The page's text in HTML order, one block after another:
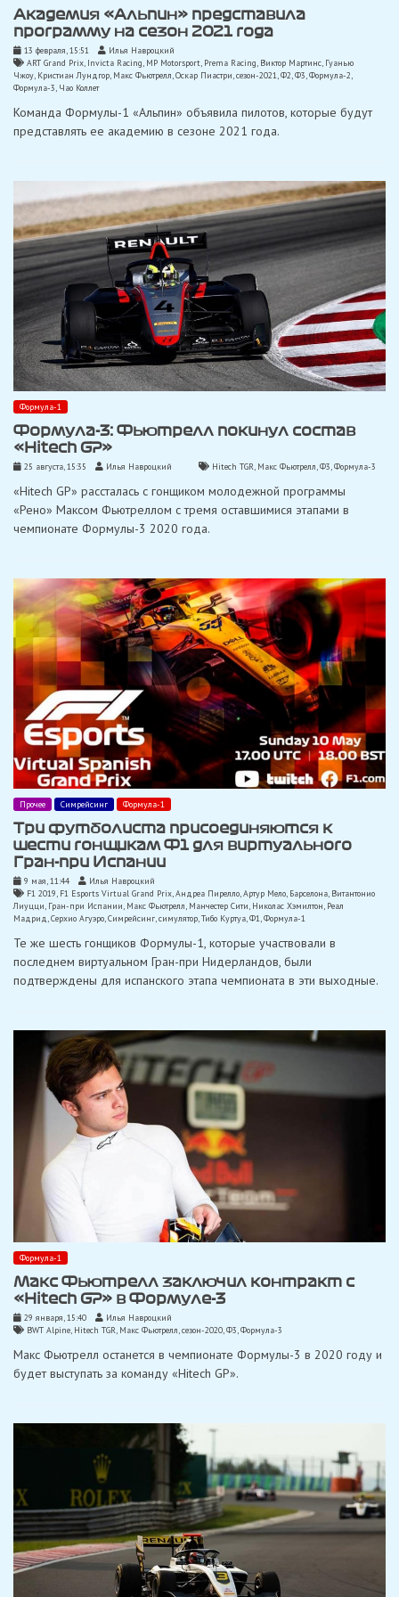
Академия «Альпин» представила
программу на сезон 2021 года
13 февраля, 15:51
Илья Навроцкий
ART Grand Prix, Invicta Racing, MP Motorsport, Prema Racing, Виктор Мартинс, Гуанью
Чжоу, Кристиан Лундгор, Макс Фьютрелл,Оскар Пиастри,сезон-2021,Ф2,Ф3,Формула-2
Формула-3, Чао Коллет
Команда Формулы-1 «Альпин» объявила пилотов, которые будут
представлять ее академию в сезоне 2021 года.
Формула-1
Формула-3: Фьютрелл покинул состав
«Hitech GP»
25 августа, 15:35 Илья Навроцкий Hitech TGR, Макс Фьютрелл,Ф3,Формула-3
«Hitech GP» рассталась с гонщиком молодежной программы
«Рено» Максом Фьютреллом с тремя оставшимися этапами в
чемпионате Формулы-3 2020 года.
Прочее Симрейсинг Формула-1
Три футболиста присоединяются к
шести гонщикам Ф1 для виртуального
Гран-при Испании
9 мая, 11:44
Илья Навроцкий
F1 2019 F1 Esports Virtual Grand Prix Андреа Пирелло Артур Мело Барселона Витантонио
Лиуцци Гран-при Испании Макс Фьютрелл Манчестер Сити Николас Хэмилтон Реал
Мадрид Серхио Агуэро Симрейсинг симулятор Тибо Куртуа Ф1 Формула-1
Те же шесть гонщиков Формулы-1, которые участвовали в
последнем виртуальном Гран-при Нидерландов, были
подтверждены для испанского этапа чемпионата в эти выходные.
Формула-1
Макс Фьютрелл заключил контракт с
«Hitech GP» в Формуле-3
29 января, 15:40
Илья Навроцкий
BWT Alpine, Hitech TGR, Макс Фьютрелл,сезон-2020,Ф3,Формула-3
Макс Фьютрелл останется в чемпионате Формулы-3 в 2020 году и
будет выступать за команду «Hitech GP».